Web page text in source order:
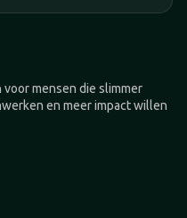
mensen die slimmer
en meer impact willen